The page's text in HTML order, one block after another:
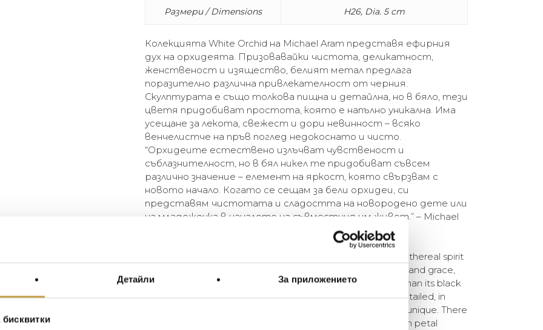
Детайли За приложението
Размери / Dimensions H26, Dia. 5 cm
Колекцията White Orchid на Michael Aram представя ефирния
дух на орхидеята. Призовавайки чистота, деликатност,
женственост и изящество, белият метал предлага
поразително различна привлекателност от черния.
Скулптурата е също толкова пищна и детайлна, но в бяло, тези
цветя придобиват простота, която е напълно уникална. Има
усещане за лекота, свежест и дори невинност – всяко
венчелистче на пръв поглед недокоснато и чисто.
“Орхидеите естествено излъчват чувственост и
съблазнителност, но в бял никел те придобиват съвсем
различно значение – елемент на яркост, която свързвам с
новото начало. Когато се сещам за бели орхидеи, си
представям чистотата и сладостта на новородено дете или
на младоженка в началото на съвместния им живот.” – Michael
The Michael Aram White Orchid Collection illuminates the ethereal spirit
of the orchid flower. Evocative of purity, delicacy, femininity and grace,
the white metal version offers a strikingly different appeal than its black
counterpart. While the sculpture is just as exuberant and detailed, in
white, these flowers take on a simplicity that is completely unique. There
is a sense of lightness, freshness and even innocence – each petal